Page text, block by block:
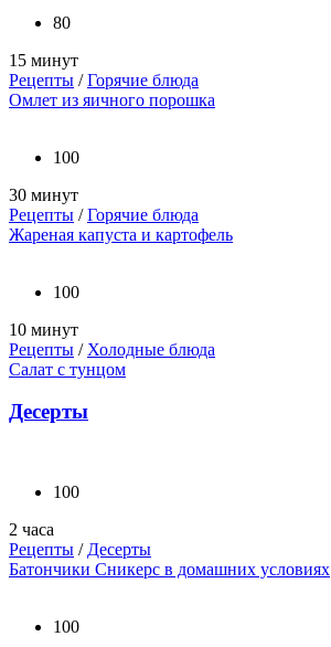
80
15 минут
Рецепты /Горячие блюда
Омлет из яичного порошка
100
30 минут
Рецепты /Горячие блюда
Жареная капуста и картофель
100
10 минут
Рецепты / Холодные блюда
Салат с тунцом
Десерты
100
2 часа
Рецепты / Десерты
Батончики Сникерс в домашних условиях
100